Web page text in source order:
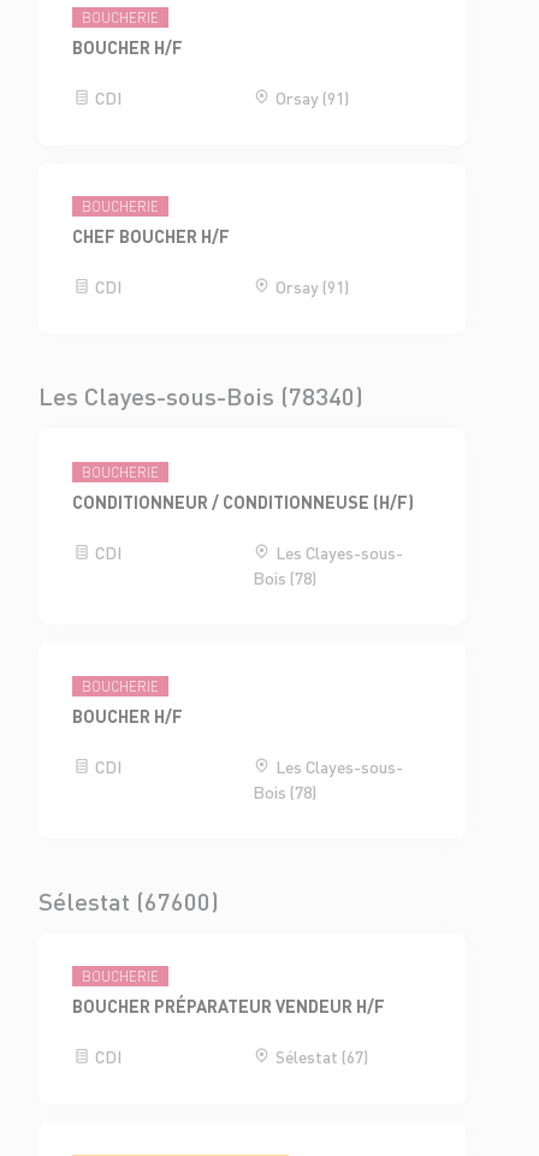
BOUCHERIE
BOUCHER H/F
CDI Orsay (91)
BOUCHERIE
CHEF BOUCHER H/F
CDI Orsay (91)
Les Clayes-sous-Bois (78340)
BOUCHERIE
CONDITIONNEUR / CONDITIONNEUSE (H/F)
CDI
Les Clayes-sous-
Bois (78)
BOUCHERIE
BOUCHER H/F
CDI
Les Clayes-sous-
Bois (78)
Sélestat (67600)
BOUCHERIE
BOUCHER PRÉPARATEUR VENDEUR H/F
CDI Sélestat (67)